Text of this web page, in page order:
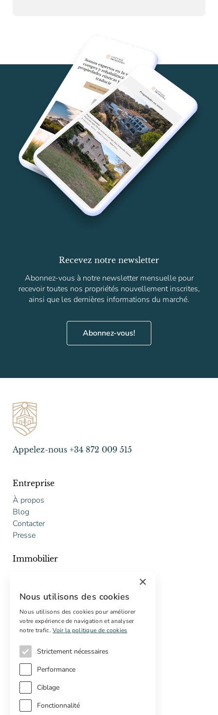
Recevez notre newsletter
Abonnez-vous à notre newsletter mensuelle pour
recevoir toutes nos propriétés nouvellement inscrites,
ainsi que les dernières informations du marché.
Abonnez-vous!
Appelez-nous +34 872 009 515
Entreprise
À propos
Blog
Contacter
Presse
Immobilier
Proposition gratuite de restauration
Services
Acheteurs internationaux
Propriétés off-market
×
Nous utilisons des cookies
Nous utilisons des cookies pour améliorer
votre expérience de navigation et analyser
notre trafic. Voir la politique de cookies
Strictement nécessaires
Performance
Ciblage
Fonctionnalité